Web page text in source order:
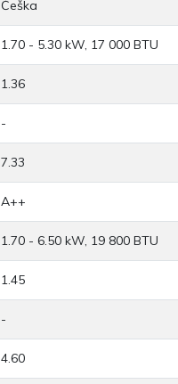
Češka
1.70 - 5.30 kW, 17 000 BTU
1.36
-
7.33
A++
1.70 - 6.50 kW, 19 800 BTU
1.45
-
4.60